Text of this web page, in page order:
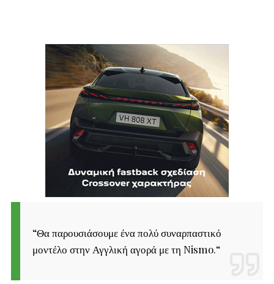
“Θα παρουσιάσουμε ένα πολύ συναρπαστικό
μοντέλο στην Αγγλική αγορά με τη Nismo.“